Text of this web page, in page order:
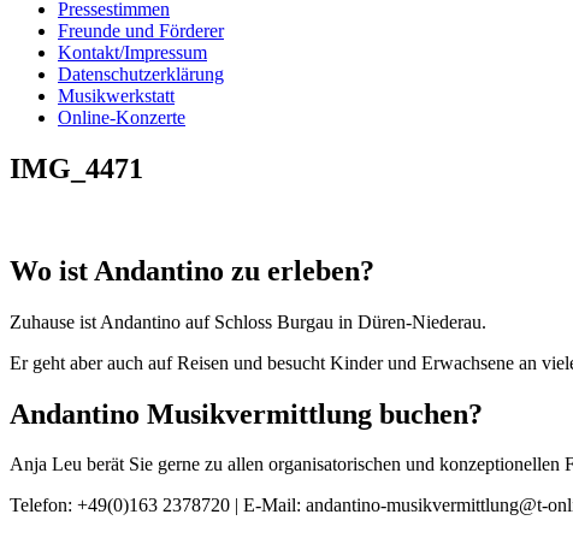
Pressestimmen
Freunde und Förderer
Kontakt/Impressum
Datenschutzerklärung
Musikwerkstatt
Online-Konzerte
IMG_4471
Wo ist Andantino zu erleben?
Zuhause ist Andantino auf Schloss Burgau in Düren-Niederau.
Er geht aber auch auf Reisen und besucht Kinder und Erwachsene an
Andantino Musikvermittlung buchen?
Anja Leu berät Sie gerne zu allen organisatorischen und konzeptionellen
Telefon: +49(0)163 2378720 | E-Mail: andantino-musikvermittlung@t-